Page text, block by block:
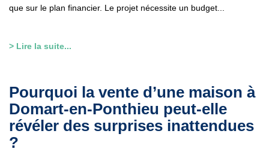
que sur le plan financier. Le projet nécessite un budget...
> Lire la suite...
Pourquoi la vente d’une maison à
Domart-en-Ponthieu peut-elle
révéler des surprises inattendues
?